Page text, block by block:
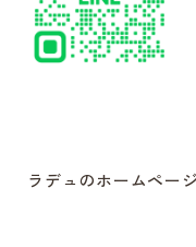
ラデュのホームペ